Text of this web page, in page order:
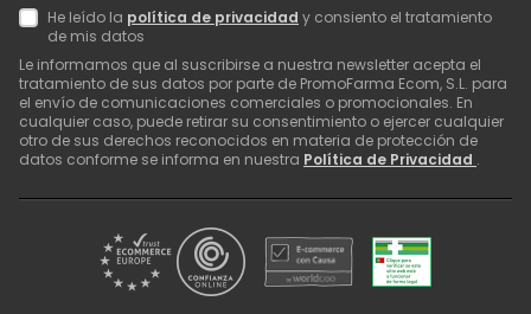
He leído la política de privacidad y consiento el tratamiento
de mis datos
Le informamos que al suscribirse a nuestra newsletter acepta el
tratamiento de sus datos por parte de PromoFarma Ecom, S.L. para
el envío de comunicaciones comerciales o promocionales. En
cualquier caso, puede retirar su consentimiento o ejercer cualquier
otro de sus derechos reconocidos en materia de protección de
datos conforme se informa en nuestra Política de Privacidad .